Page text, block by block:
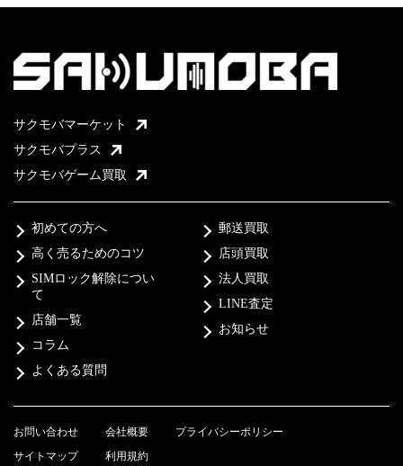
サクモバマーケット
サクモバプラス
サクモバゲーム買取
初めての方へ
高く売るためのコツ
SIMロック解除につい
て
店舗一覧
コラム
よくある質問
郵送買取
店頭買取
法人買取
LINE査定
お知らせ
お問い合わせ 会社概要
プライバシーポリシー
サイトマップ
利用規約